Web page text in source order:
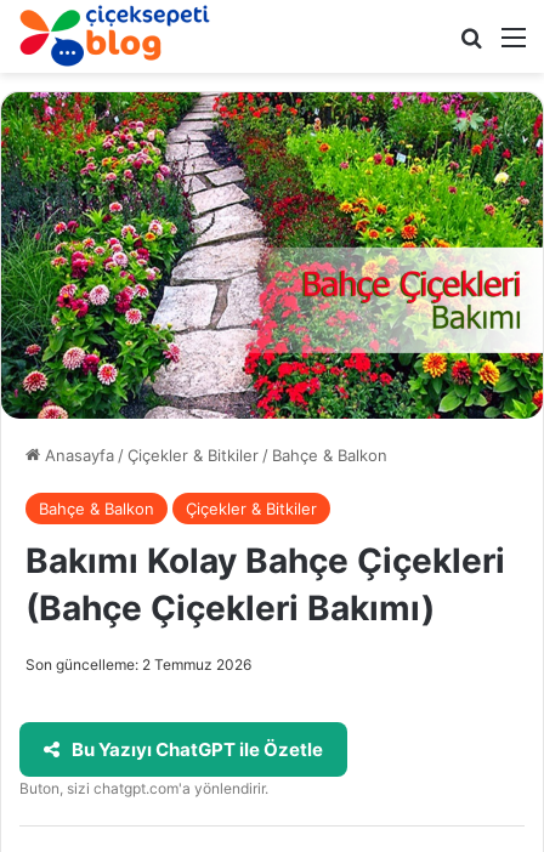
Anasayfa /Çiçekler & Bitkiler / Bahçe & Balkon
Bahçe & Balkon Çiçekler & Bitkiler
Bakımı Kolay Bahçe Çiçekleri
(Bahçe Çiçekleri Bakımı)
Son güncelleme: 2 Temmuz 2026
Bu Yazıyı ChatGPT ile Özetle
Buton, sizi chatgpt.com'a yönlendirir.